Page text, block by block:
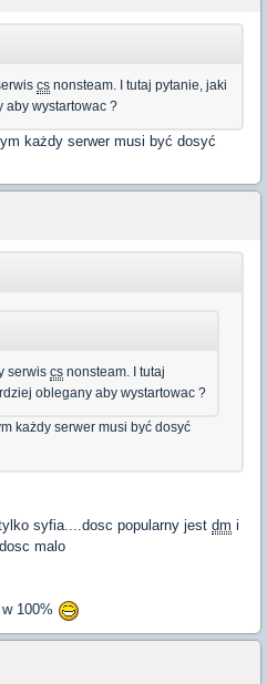
cs nonsteam. I tutaj pytanie, jaki
aby wystartowac ?
każdy serwer musi być dosyć
serwis cs nonsteam. I tutaj
oblegany aby wystartowac ?
każdy serwer musi być dosyć
syfia....dosc popularny jest dm i
malo
100%